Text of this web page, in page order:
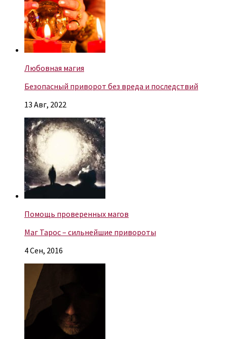
Любовная магия
Безопасный приворот без вреда и последствий
13 Авг, 2022
Помощь проверенных магов
Маг Тарос – сильнейшие привороты
4 Сен, 2016